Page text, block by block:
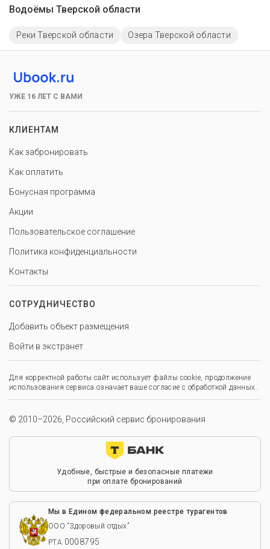
Водоёмы Тверской области
Реки Тверской области Озера Тверской области
УЖЕ 16 ЛЕТ С ВАМИ
КЛИЕНТАМ
Как забронировать
Как оплатить
Бонусная программа
Акции
Пользовательское соглашение
Политика конфиденциальности
Контакты
СОТРУДНИЧЕСТВО
Добавить объект размещения
Войти в экстранет
Для корректной работы сайт использует файлы cookie, продолжение
использования сервиса означает ваше согласие с обработкой данных.
© 2010–2026, Российский сервис бронирования
Удобные, быстрые и безопасные платежи
при оплате бронирований
Мы в Едином федеральном реестре турагентов
ООО “Здоровый отдых”
РТА 0008795